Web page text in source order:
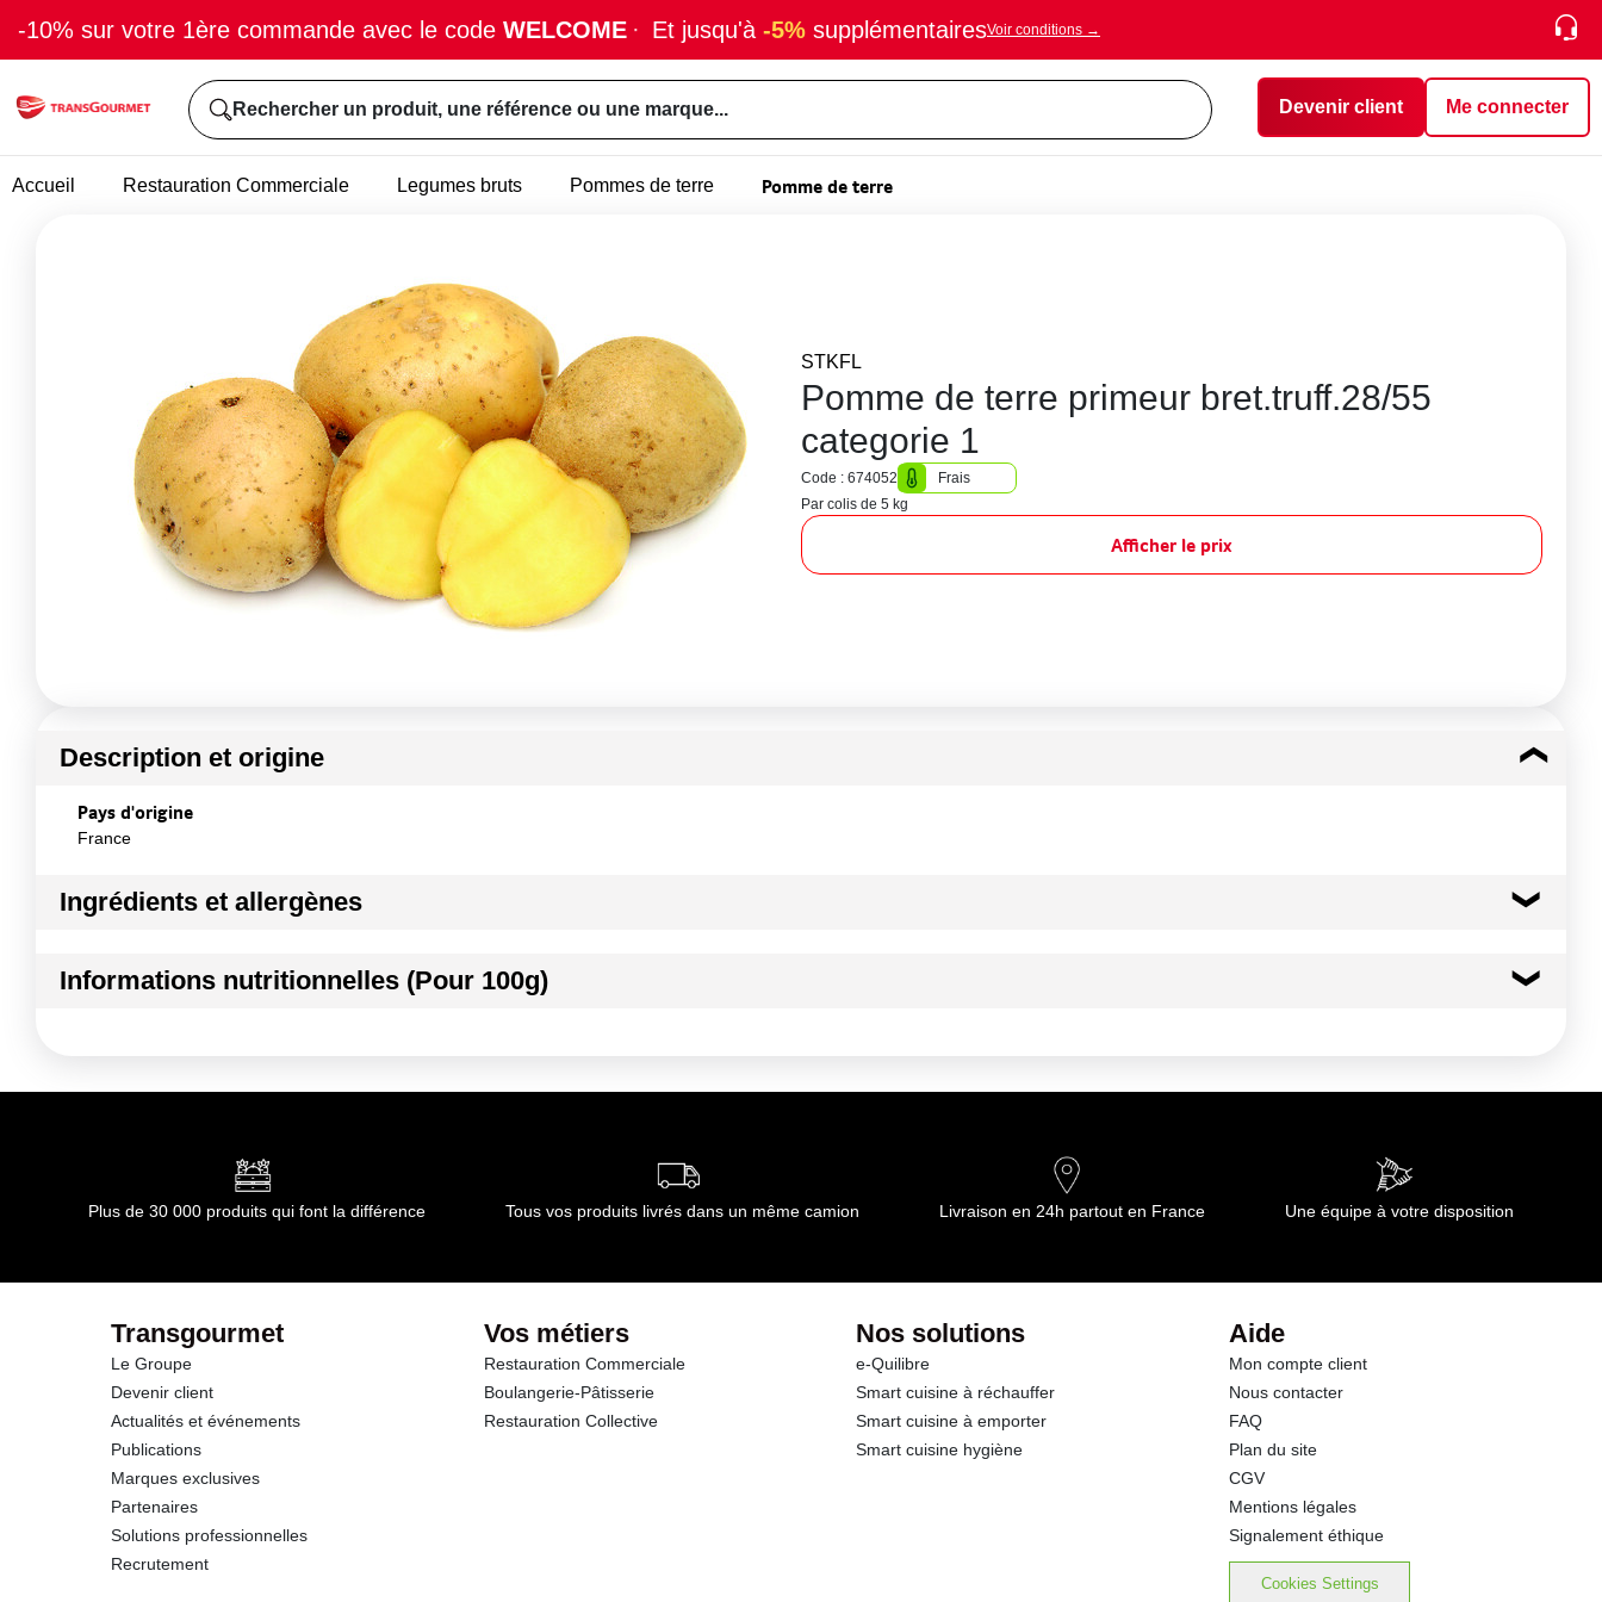
-10% sur votre 1ère commande avec le code WELCOME · Et jusqu'à -5% supplémentairesVoir conditions →
Rechercher un produit, une référence ou une marque... Devenir client Me connecter
Accueil Restauration Commerciale Legumes bruts Pommes de terre Pomme de terre
STKFL
Pomme de terre primeur bret.truff.28/55
categorie 1
Code : 674052
Frais
Par colis de 5 kg
Afficher le prix
Description et origine
Pays d'origine
France
Ingrédients et allergènes
Pomme de terre
Informations nutritionnelles (Pour 100g)
Kilojoules 309 kj
dont Acides gras saturés 0.06 g
dont Sucres
Fibres
Protéines
Plus de 30 000 produits qui font la différence Tous vos produits livrés dans un même camion Livraison en 24h partout en France Une équipe à votre disposition
Transgourmet
Le Groupe
Devenir client
Actualités et événements
Publications
Marques exclusives
Partenaires
Solutions professionnelles
Recrutement
Vos métiers
Restauration Commerciale
Boulangerie-Pâtisserie
Restauration Collective
Nos solutions
e-Quilibre
Smart cuisine à réchauffer
Smart cuisine à emporter
Smart cuisine hygiène
Aide
Mon compte client
Nous contacter
FAQ
Plan du site
CGV
Mentions légales
Signalement éthique
Cookies Settings